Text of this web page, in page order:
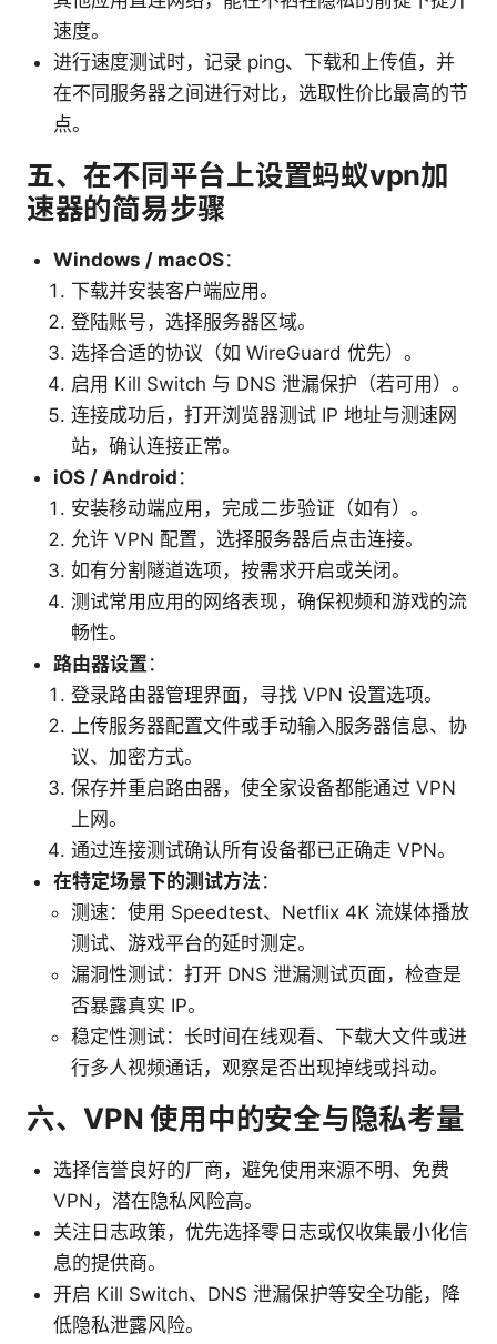
速度。
进行速度测试时，记录 ping、下载和上传值，并
在不同服务器之间进行对比，选取性价比最高的节
点。
五、在不同平台上设置蚂蚁vpn加
速器的简易步骤
Windows / macOS：
下载并安装客户端应用。
登陆账号，选择服务器区域。
选择合适的协议（如 WireGuard 优先）。
启用 Kill Switch 与 DNS 泄漏保护（若可用）。
连接成功后，打开浏览器测试 IP 地址与测速网
站，确认连接正常。
iOS / Android ：
安装移动端应用，完成二步验证（如有）。
允许 VPN 配置，选择服务器后点击连接。
如有分割隧道选项，按需求开启或关闭。
测试常用应用的网络表现，确保视频和游戏的流
畅性。
路由器设置 ：
登录路由器管理界面，寻找 VPN 设置选项。
上传服务器配置文件或手动输入服务器信息、协
议、加密方式。
保存并重启路由器，使全家设备都能通过 VPN
上网。
通过连接测试确认所有设备都已正确走 VPN。
在特定场景下的测试方法 ：
测速：使用 Speedtest、Netflix 4K 流媒体播放
测试、游戏平台的延时测定。
漏洞性测试：打开 DNS 泄漏测试页面，检查是
否暴露真实 IP。
稳定性测试：长时间在线观看、下载大文件或进
行多人视频通话，观察是否出现掉线或抖动。
六、VPN 使用中的安全与隐私考量
选择信誉良好的厂商，避免使用来源不明、免费
VPN，潜在隐私风险高。
关注日志政策，优先选择零日志或仅收集最小化信
息的提供商。
开启 Kill Switch、DNS 泄漏保护等安全功能，降
低隐私泄露风险。